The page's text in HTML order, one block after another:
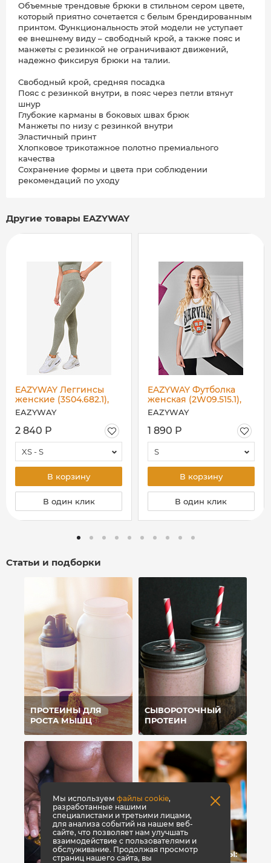
Объемные трендовые брюки в стильном сером цвете,
который приятно сочетается с белым брендированным
принтом. Функциональность этой модели не уступает
ее внешнему виду – свободный крой, а также пояс и
манжеты с резинкой не ограничивают движений,
надежно фиксируя брюки на талии.
Свободный крой, средняя посадка
Пояс с резинкой внутри, в пояс через петли втянут
шнур
Глубокие карманы в боковых швах брюк
Манжеты по низу с резинкой внутри
Эластичный принт
Хлопковое трикотажное полотно премиального
качества
Сохранение формы и цвета при соблюдении
рекомендаций по уходу
Другие товары EAZYWAY
EAZYWAY Леггинсы
женские (3S04.682.1),
серые
EAZYWAY
2 840 Р
XS - S
В корзину
В один клик
EAZYWAY Футболка
женская (2W09.515.1),
молочная
EAZYWAY
1 890 Р
S
В корзину
В один клик
Статьи и подборки
ПРОТЕИНЫ ДЛЯ
РОСТА МЫШЦ
СЫВОРОТОЧНЫЙ
ПРОТЕИН
УГЛЕВОДЫ-УБИЙЦЫ:
Мы используемфайлы cookie,
разработанные нашими
специалистами и третьими лицами,
для анализа событий на нашем веб-
сайте, что позволяет нам улучшать
взаимодействие с пользователями и
обслуживание. Продолжая просмотр
страниц нашего сайта, вы